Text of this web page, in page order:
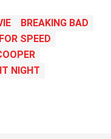
BREAKING BAD
SPEED
NIGHT